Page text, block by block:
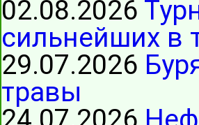
02.08.2026
сильнейших в
29.07.2026
травы